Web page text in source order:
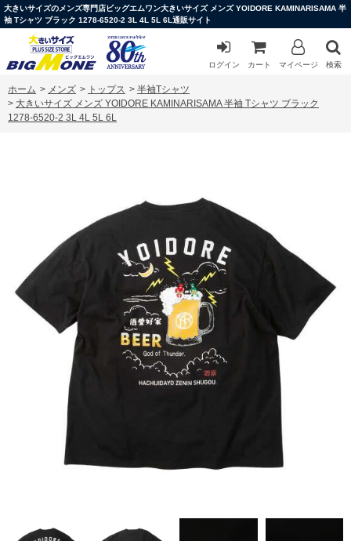
大きいサイズのメンズ専門店ビッグエムワン大きいサイズ メンズ YOIDORE KAMINARISAMA 半
袖 Tシャツ ブラック 1278-6520-2 3L 4L 5L 6L通販サイト
ログイン カート マイページ 検索
ホーム > メンズ > トップス > 半袖Tシャツ
> 大きいサイズ メンズ YOIDORE KAMINARISAMA 半袖 Tシャツ ブラック
1278-6520-2 3L 4L 5L 6L